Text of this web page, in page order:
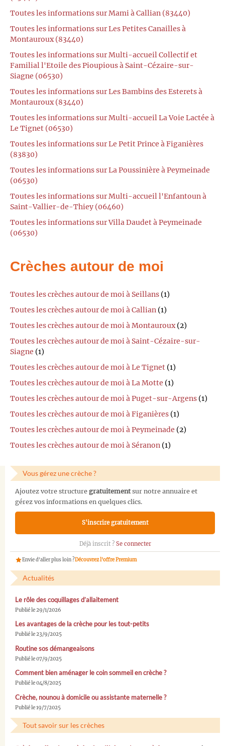
Toutes les informations sur Mami à Callian (83440)
Toutes les informations sur Les Petites Canailles à
Montauroux (83440)
Toutes les informations sur Multi-accueil Collectif et
Familial l'Etoile des Pioupious à Saint-Cézaire-sur-
Siagne (06530)
Toutes les informations sur Les Bambins des Esterets à
Montauroux (83440)
Toutes les informations sur Multi-accueil La Voie Lactée à
Le Tignet (06530)
Toutes les informations sur Le Petit Prince à Figanières
(83830)
Toutes les informations sur La Poussinière à Peymeinade
(06530)
Toutes les informations sur Multi-accueil l'Enfantoun à
Saint-Vallier-de-Thiey (06460)
Toutes les informations sur Villa Daudet à Peymeinade
(06530)
Crèches autour de moi
Toutes les crèches autour de moi à Seillans (1)
Toutes les crèches autour de moi à Callian (1)
Toutes les crèches autour de moi à Montauroux(2)
Toutes les crèches autour de moi à Saint-Cézaire-sur-
Siagne (1)
Toutes les crèches autour de moi à Le Tignet (1)
Toutes les crèches autour de moi à La Motte (1)
Toutes les crèches autour de moi à Puget-sur-Argens (1)
Toutes les crèches autour de moi à Figanières (1)
Toutes les crèches autour de moi à Peymeinade (2)
Toutes les crèches autour de moi à Séranon (1)
Vous gérez une crèche ?
Ajoutez votre structure gratuitementsur notre annuaire et
gérez vos informations en quelques clics.
S'inscrire gratuitement
Déjà inscrit ? Se connecter
Envie d'aller plus loin ?Découvrez l'offre Premium
Actualités
Le rôle des coquillages d’allaitement
Publié le 29/1/2026
Les avantages de la crèche pour les tout-petits
Publié le 23/9/2025
Routine sos démangeaisons
Publié le 07/9/2025
Comment bien aménager le coin sommeil en crèche ?
Publié le 04/8/2025
Crèche, nounou à domicile ou assistante maternelle ?
Publié le 19/7/2025
Tout savoir sur les crèches